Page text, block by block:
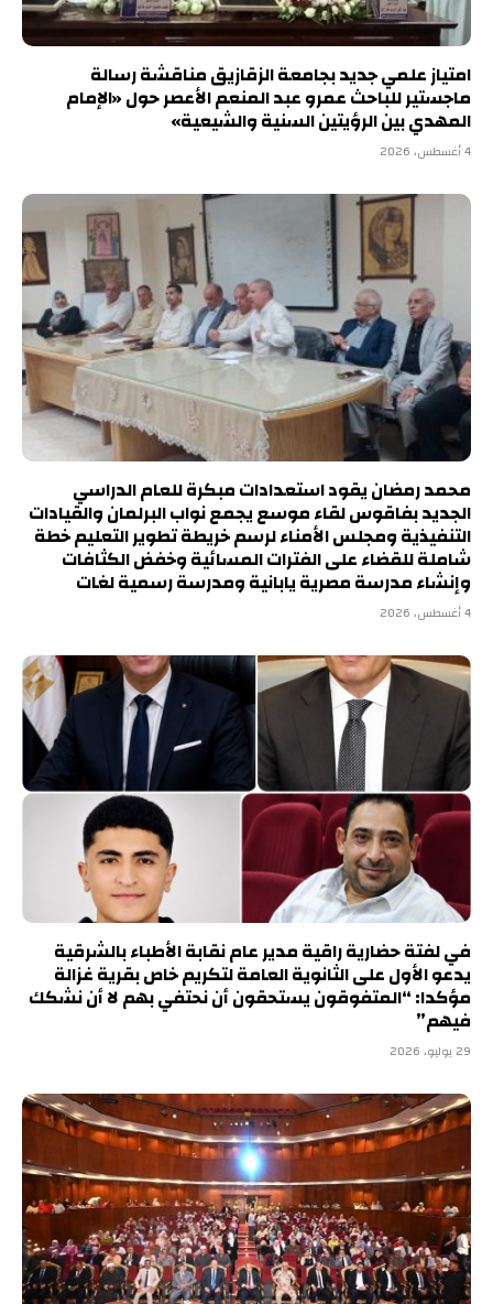
امتياز علمي جديد بجامعة الزقازيق مناقشة رسالة
ماجستير للباحث عمرو عبد المنعم الأعصر حول «الإمام
المهدي بين الرؤيتين السنية والشيعية»
4 أغسطس، 2026
محمد رمضان يقود استعدادات مبكرة للعام الدراسي
الجديد بفاقوس لقاء موسع يجمع نواب البرلمان والقيادات
التنفيذية ومجلس الأمناء لرسم خريطة تطوير التعليم خطة
شاملة للقضاء على الفترات المسائية وخفض الكثافات
وإنشاء مدرسة مصرية يابانية ومدرسة رسمية لغات
4 أغسطس، 2026
في لفتة حضارية راقية مدير عام نقابة الأطباء بالشرقية
يدعو الأول على الثانوية العامة لتكريم خاص بقرية غزالة
مؤكدا: “المتفوقون يستحقون أن نحتفي بهم لا أن نشكك
فيهم”
29 يوليو، 2026